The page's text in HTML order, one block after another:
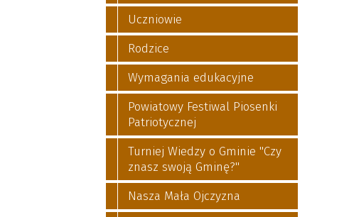
Uczniowie
Rodzice
Wymagania edukacyjne
Powiatowy Festiwal Piosenki
Patriotycznej
Turniej Wiedzy o Gminie "Czy
znasz swoją Gminę?"
Nasza Mała Ojczyzna